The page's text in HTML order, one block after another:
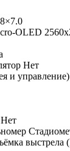
OLED
Нет
и управление)
Нет
выстрела